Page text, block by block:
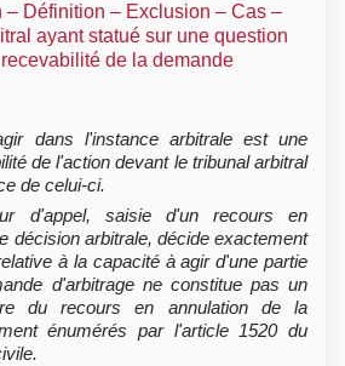
– Définition – Exclusion – Cas –
ayant statué sur une question
de la demande
dans l'instance arbitrale est une
de l'action devant le tribunal arbitral
de celui-ci.
d'appel, saisie d'un recours en
décision arbitrale, décide exactement
à la capacité à agir d'une partie
d'arbitrage ne constitue pas un
du recours en annulation de la
énumérés par l'article 1520 du